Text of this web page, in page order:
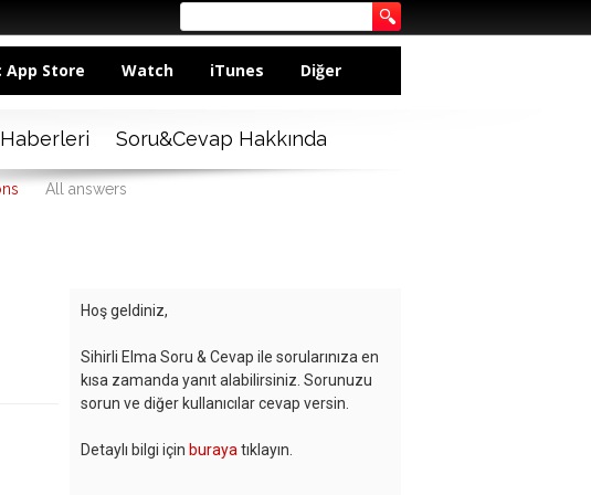
App Store Watch iTunes Diğer
Soru&Cevap Hakkında
All answers
Hoş geldiniz,
Sihirli Elma Soru & Cevap ile sorularınıza en
kısa zamanda yanıt alabilirsiniz. Sorunuzu
sorun ve diğer kullanıcılar cevap versin.
Detaylı bilgi için buraya tıklayın.